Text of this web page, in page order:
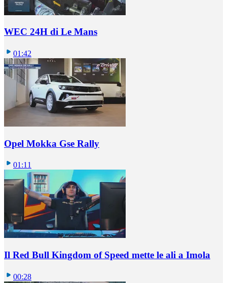
WEC 24H di Le Mans
01:42
Opel Mokka Gse Rally
01:11
Il Red Bull Kingdom of Speed mette le ali a Imola
00:28